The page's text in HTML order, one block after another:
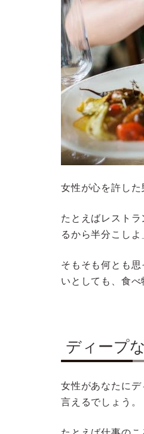
女性が心を許した
たとえばレスト
るから半分こし
そもそも何とも
いとしても、食
ディープ
女性があなたに
言えるでしょう。